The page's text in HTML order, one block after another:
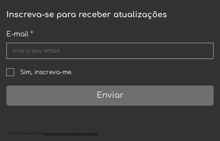
Inscreva-se para receber atualizações
E-mail *
Sim, inscreva-me.
Enviar
2024 Declarando Bitcoin Desenvolvido por Innove Consultoria e Branding